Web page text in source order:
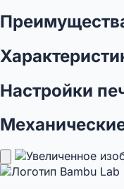
Настройки